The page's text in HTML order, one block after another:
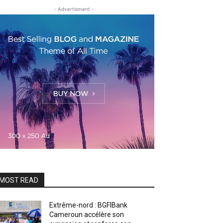
- Advertisment -
READ
Extrême-nord : BGFIBank
Cameroun accélère son